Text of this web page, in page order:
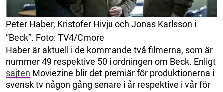
Peter Haber, Kristofer Hivju och Jonas Karlsson i
”Beck”. Foto: TV4/Cmore
Haber är aktuell i de kommande två filmerna, som är
nummer 49 respektive 50 i ordningen om Beck. Enligt
sajten Moviezine blir det premiär för produktionerna i
svensk tv någon gång senare i år respektive i vår för